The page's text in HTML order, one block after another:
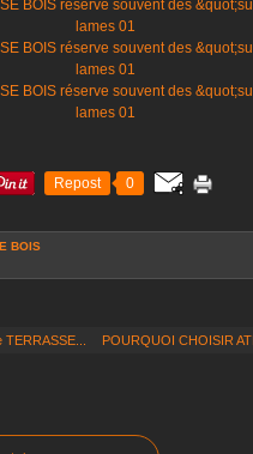
Repost 0
BOIS
POURQUOI CHOISIR